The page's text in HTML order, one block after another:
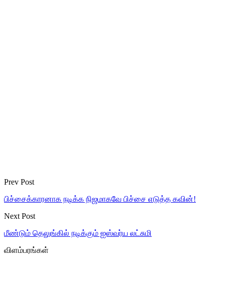
Prev Post
பிச்சைக்காரனாக நடிக்க நிஜமாகவே பிச்சை எடுத்த கவின்!
Next Post
மீண்டும் தெலுங்கில் நடிக்கும் ஐஸ்வர்ய லட்சுமி
விளம்பரங்கள்